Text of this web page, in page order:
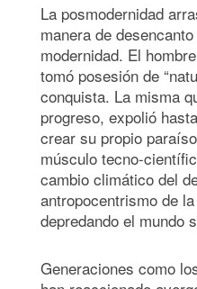
La posmodernidad
manera de
modernidad. El
tomó posesión de
conquista. La misma
progreso, expolió
crear su propio
músculo tecno-
cambio climático del
antropocentrismo de
depredando el mundo
Generaciones como